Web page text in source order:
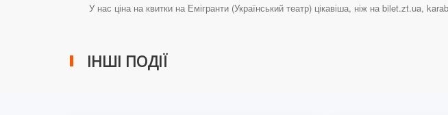
У нас ціна на квитки на Емігранти (Український театр) цікавіша, ніж на bilet.zt.ua,
ІНШІ ПОДІЇ